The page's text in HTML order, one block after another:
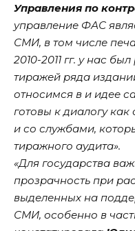
Управления по
управление ФАС
СМИ, в том числе
2010-2011 гг. у нас
тиражей ряда
относимся в и идее
готовы к диалогу
и со службами,
тиражного аудита».
«Для государства
прозрачность при
выделенных на
СМИ, особенно в